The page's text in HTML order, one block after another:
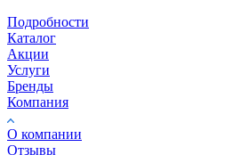
Подробности
Каталог
Акции
Услуги
Бренды
Компания
О компании
Отзывы